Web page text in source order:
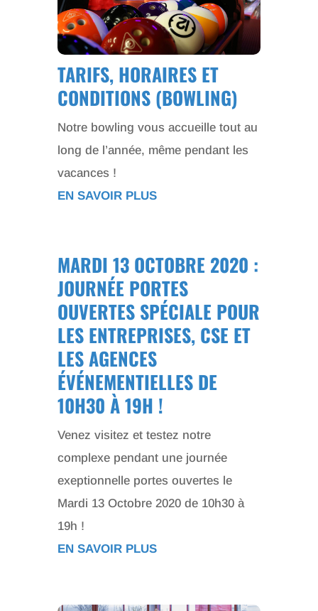
TARIFS, HORAIRES ET
CONDITIONS (BOWLING)
Notre bowling vous accueille tout au
long de l’année, même pendant les
vacances !
EN SAVOIR PLUS
MARDI 13 OCTOBRE 2020 :
JOURNÉE PORTES
OUVERTES SPÉCIALE POUR
LES ENTREPRISES, CSE ET
LES AGENCES
ÉVÉNEMENTIELLES DE
10H30 À 19H !
Venez visitez et testez notre
complexe pendant une journée
exeptionnelle portes ouvertes le
Mardi 13 Octobre 2020 de 10h30 à
19h !
EN SAVOIR PLUS